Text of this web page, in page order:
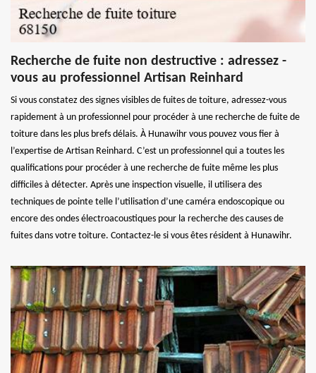
Recherche de fuite non destructive : adressez -
vous au professionnel Artisan Reinhard
Si vous constatez des signes visibles de fuites de toiture, adressez-vous
rapidement à un professionnel pour procéder à une recherche de fuite de
toiture dans les plus brefs délais. À Hunawihr vous pouvez vous fier à
l’expertise de Artisan Reinhard. C’est un professionnel qui a toutes les
qualifications pour procéder à une recherche de fuite même les plus
difficiles à détecter. Après une inspection visuelle, il utilisera des
techniques de pointe telle l’utilisation d’une caméra endoscopique ou
encore des ondes électroacoustiques pour la recherche des causes de
fuites dans votre toiture. Contactez-le si vous êtes résident à Hunawihr.